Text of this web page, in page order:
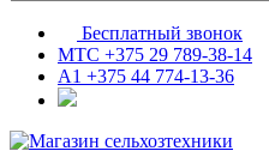
Бесплатный звонок
МТС +375 29 789-38-14
А1 +375 44 774-13-36